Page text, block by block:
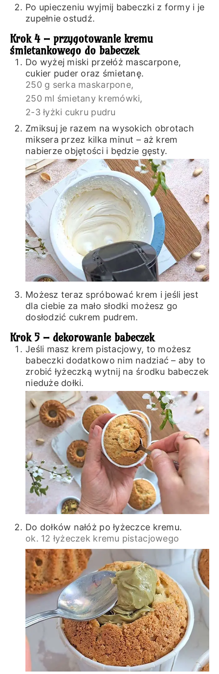
Po upieczeniu wyjmij babeczki z formy i je
zupełnie ostudź.
Krok 4 – przygotowanie kremu
śmietankowego do babeczek
Do wyżej miski przełóż mascarpone,
cukier puder oraz śmietanę.
250 g serka maskarpone,
250 ml śmietany kremówki,
2-3 łyżki cukru pudru
Zmiksuj je razem na wysokich obrotach
miksera przez kilka minut – aż krem
nabierze objętości i będzie gęsty.
Możesz teraz spróbować krem i jeśli jest
dla ciebie za mało słodki możesz go
dosłodzić cukrem pudrem.
Krok 5 – dekorowanie babeczek
Jeśli masz krem pistacjowy, to możesz
babeczki dodatkowo nim nadziać – aby to
zrobić łyżeczką wytnij na środku babeczek
nieduże dołki.
Do dołków nałóż po łyżeczce kremu.
ok. 12 łyżeczek kremu pistacjowego